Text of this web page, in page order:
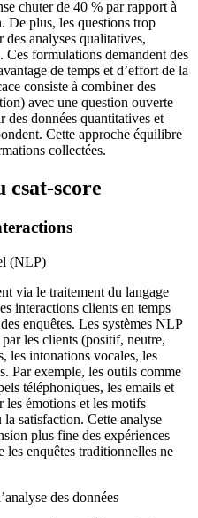
chuter de 40 % par rapport à
De plus, les questions trop
analyses qualitatives,
Ces formulations demandent des
de temps et d’effort de la
consiste à combiner des
avec une question ouverte
données quantitatives et
Cette approche équilibre
collectées.
csat-score
(NLP)
via le traitement du langage
interactions clients en temps
enquêtes. Les systèmes NLP
les clients (positif, neutre,
les intonations vocales, les
Par exemple, les outils comme
téléphoniques, les emails et
les émotions et les motifs
la satisfaction. Cette analyse
plus fine des expériences
les enquêtes traditionnelles ne
des données